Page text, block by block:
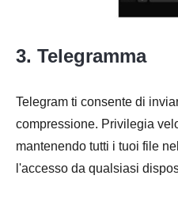
3. Telegramma
Telegram ti consente di
compressione. Privilegia
mantenendo tutti i tuoi file
l'accesso da qualsiasi